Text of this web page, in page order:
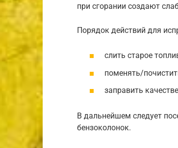
при сгорании создают
Порядок действий для
слить старое
поменять/
заправить
В дальнейшем следует
бензоколонок.